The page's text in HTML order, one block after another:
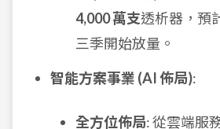
4,000 萬支透析器，預
三季開始放量。
智能方案事業 (AI 佈局):
全方位佈局: 從雲端服